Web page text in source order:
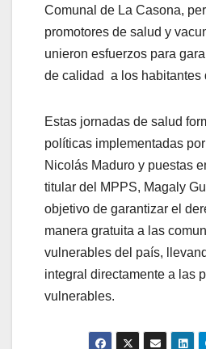
Comunal de La Casona,
promotores de salud y
unieron esfuerzos para
de calidad a los habitantes
Estas jornadas de salud
políticas implementadas
Nicolás Maduro y puestas
titular del MPPS, Magaly
objetivo de garantizar el
manera gratuita a las
vulnerables del país,
integral directamente a las
vulnerables.